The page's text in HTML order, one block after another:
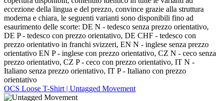
eccezione della lingua e del prezzo, convince grazie alla struttura
moderna e chiara, le seguenti varianti sono disponibili fino ad
esaurimento delle scorte: DE N - tedesco senza prezzo orientativo,
DE P - tedesco con prezzo orientativo, DE CHF - tedesco con
prezzo orientativo in franchi svizzeri, EN N - inglese senza prezzo
orientativo EN P - inglese con prezzo orientativo, CZ N - ceco senza
prezzo orientativo, CZ P - ceco con prezzo orientativo, IT N -
Italiano senza prezzo orientativo, IT P - Italiano con prezzo
orientativo
OCS Loose T-Shirt | Untagged Movement